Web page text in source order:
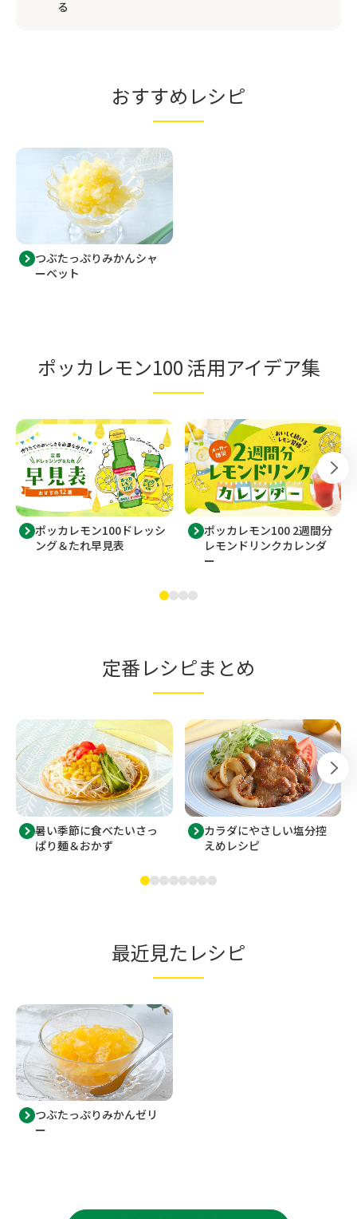
る
おすすめレシピ
つぶたっぷりみかんシャ
ーベット
ポッカレモン100 活用アイデア集
ポッカレモン100ドレッシ
ング＆たれ早見表
ポッカレモン100 2週間分
レモンドリンクカレンダ
ー
定番レシピまとめ
暑い季節に食べたいさっ
ぱり麺＆おかず
カラダにやさしい塩分控
えめレシピ
最近見たレシピ
つぶたっぷりみかんゼリ
ー